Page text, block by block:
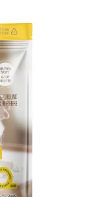
DÉTAILS